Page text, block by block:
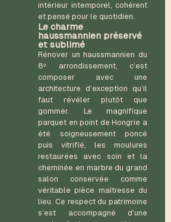
intérieur intemporel, cohérent
et pensé pour le quotidien.
Le charme
haussmannien préservé
et sublimé
Rénover un haussmannien du
8ᵉ arrondissement, c’est
composer avec une
architecture d’exception qu’il
faut révéler plutôt que
gommer. Le magnifique
parquet en point de Hongrie a
été soigneusement poncé
puis vitrifié, les moulures
restaurées avec soin et la
cheminée en marbre du grand
salon conservée comme
véritable pièce maîtresse du
lieu. Ce respect du patrimoine
s’est accompagné d’une